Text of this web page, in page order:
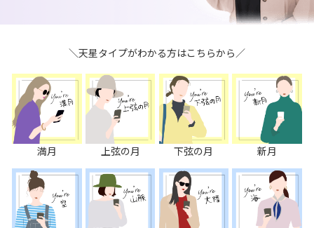
＼天星タイプがわかる方はこちらから／
満月 上弦の月 下弦の月 新月